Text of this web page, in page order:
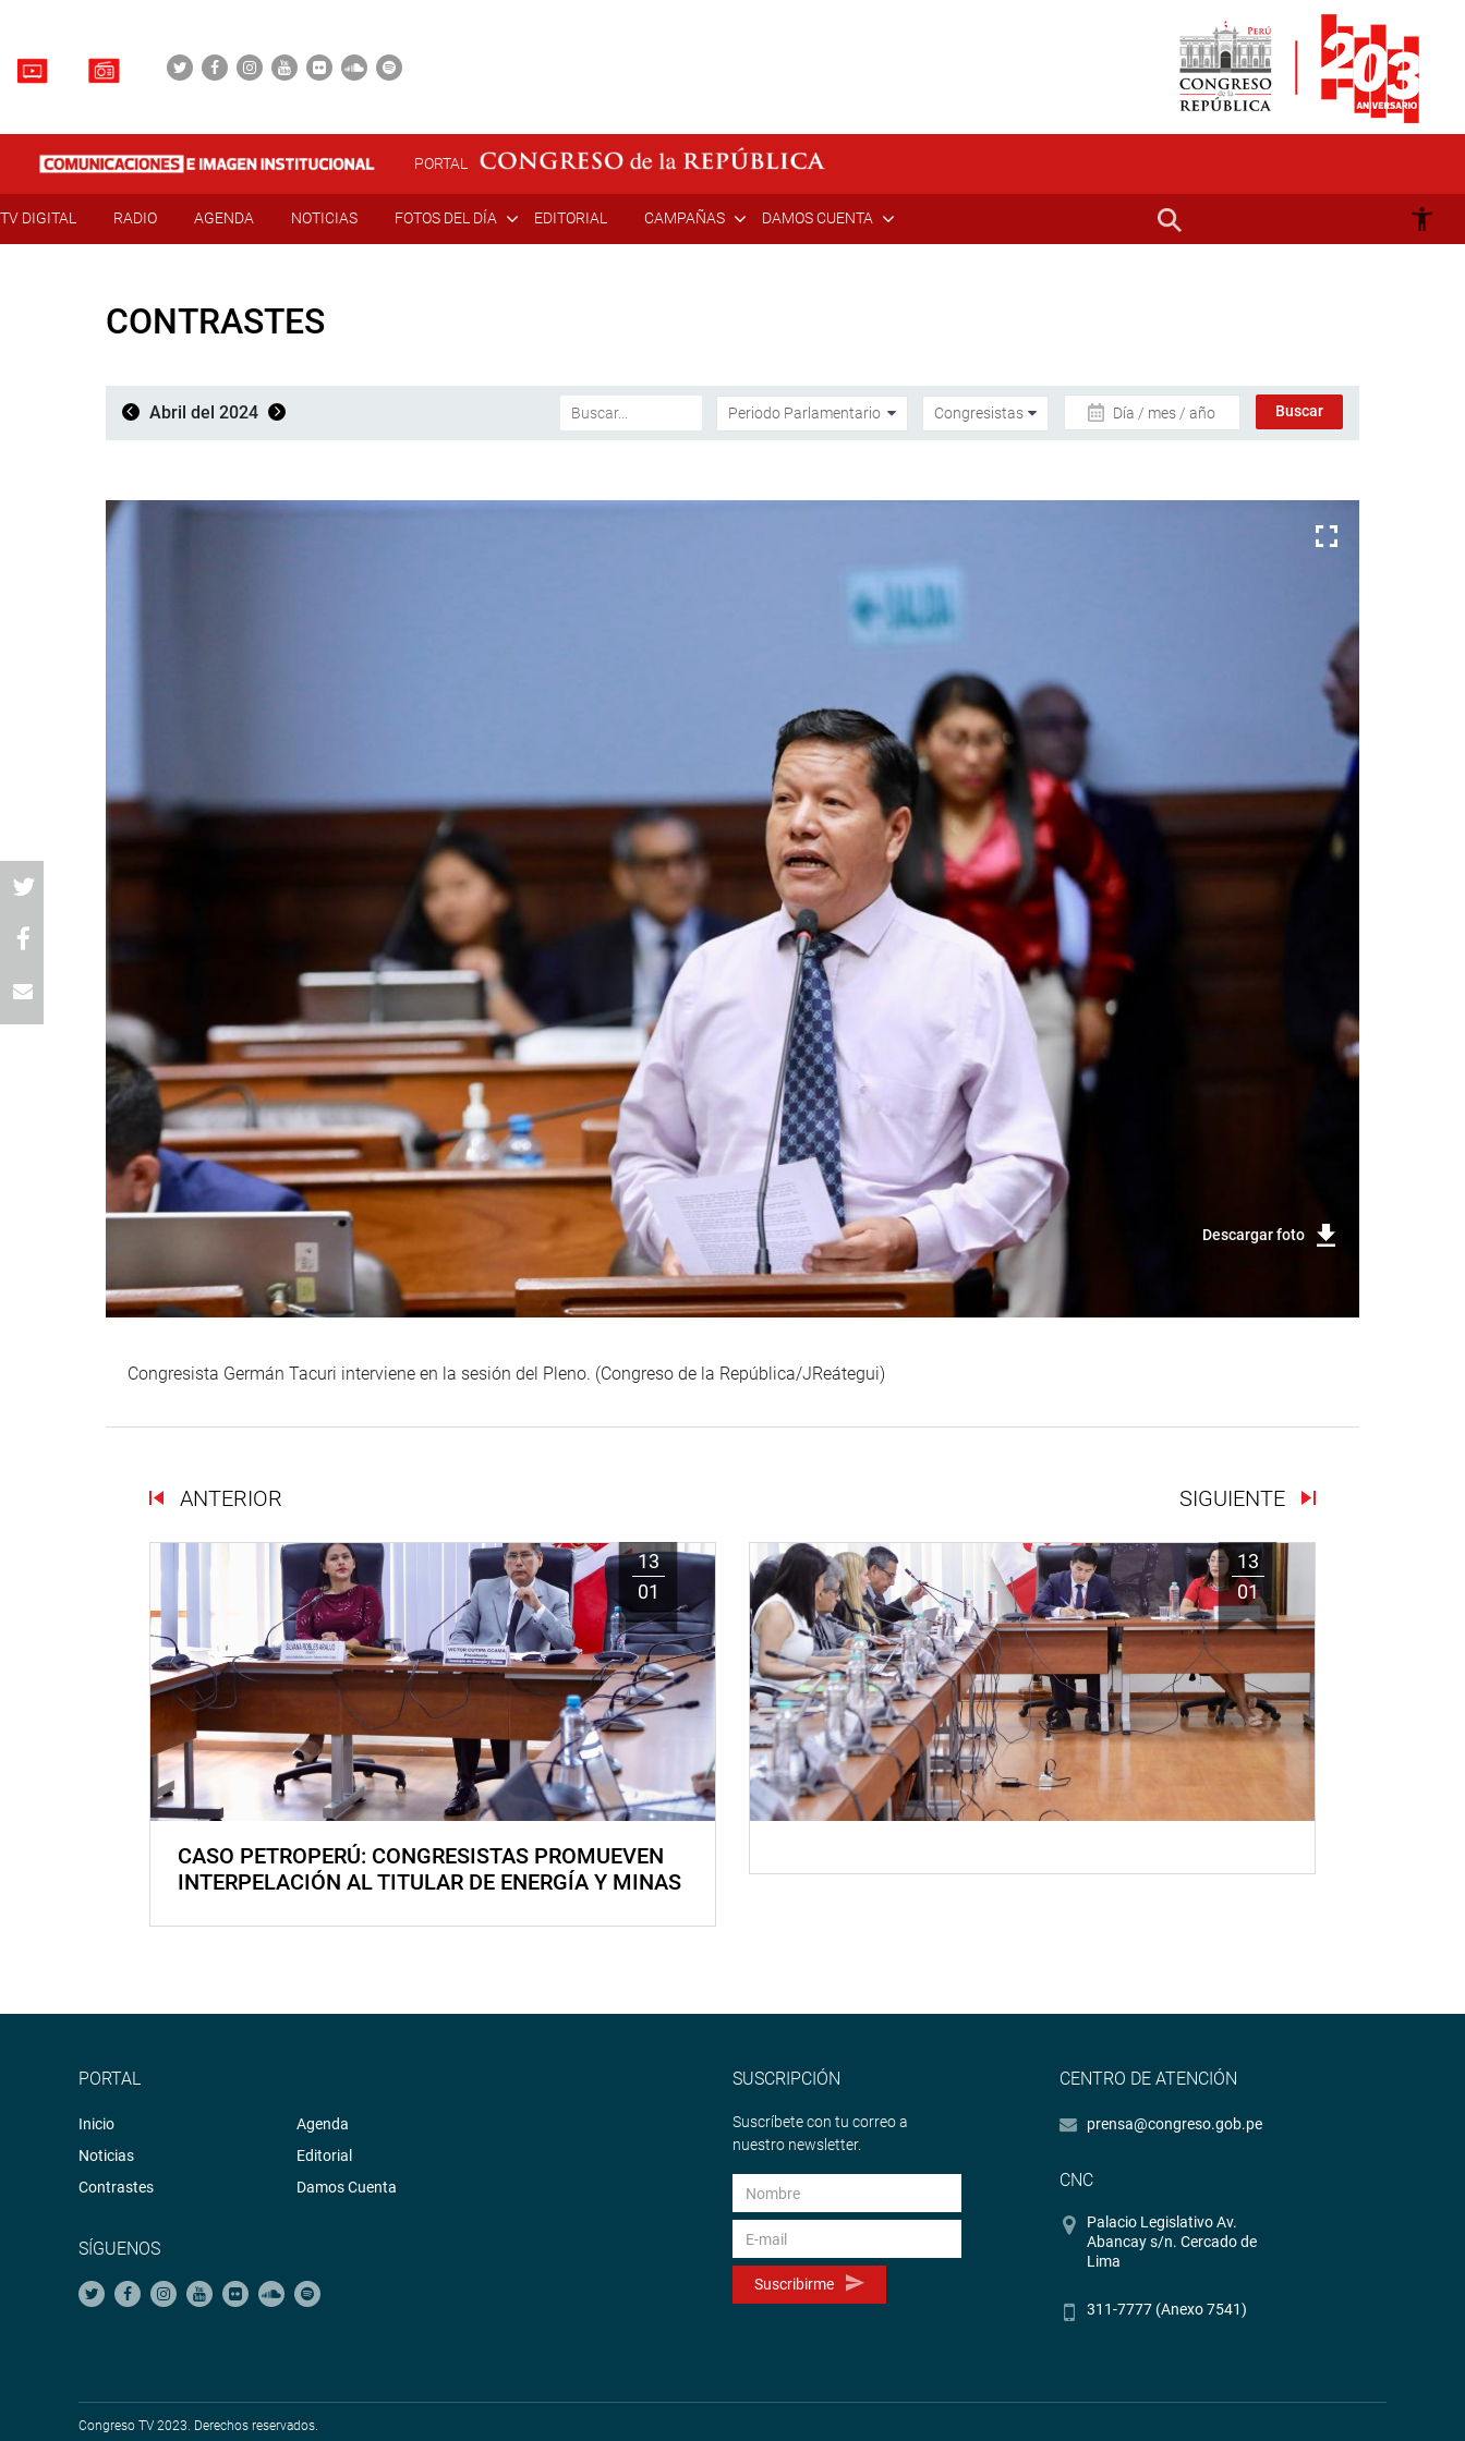
PORTAL
TV DIGITAL RADIO AGENDA NOTICIAS FOTOS DEL DÍA EDITORIAL CAMPAÑAS DAMOS CUENTA
CONTRASTES
Abril del 2024 Día / mes / año
Descargar foto
Congresista Germán Tacuri interviene en la sesión del Pleno. (Congreso de la República/JReátegui)
ANTERIOR SIGUIENTE
13
01
CASO PETROPERÚ: CONGRESISTAS PROMUEVEN
INTERPELACIÓN AL TITULAR DE ENERGÍA Y MINAS
13
01
PORTAL
Inicio
Noticias
Contrastes
Agenda
Editorial
Damos Cuenta
SÍGUENOS
SUSCRIPCIÓN
Suscríbete con tu correo a
nuestro newsletter.
Suscribirme
CENTRO DE ATENCIÓN
prensa@congreso.gob.pe
CNC
Palacio Legislativo Av.
Abancay s/n. Cercado de
Lima
311-7777 (Anexo 7541)
Congreso TV 2023. Derechos reservados.